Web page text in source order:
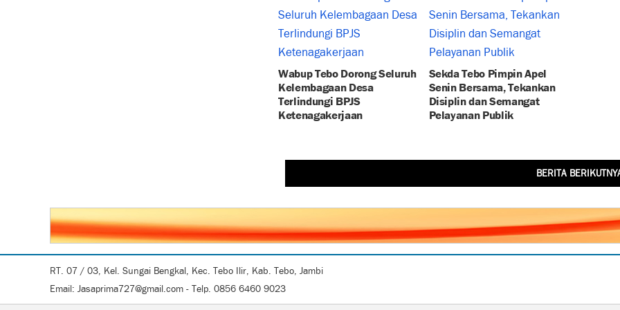
Wabup Tebo Dorong Seluruh
Kelembagaan Desa
Terlindungi BPJS
Ketenagakerjaan
Sekda Tebo Pimpin Apel
Senin Bersama, Tekankan
Disiplin dan Semangat
Pelayanan Publik
BERITA
RT. 07 / 03, Kel. Sungai Bengkal, Kec. Tebo Ilir, Kab. Tebo, Jambi
Email: Jasaprima727@gmail.com - Telp. 0856 6460 9023